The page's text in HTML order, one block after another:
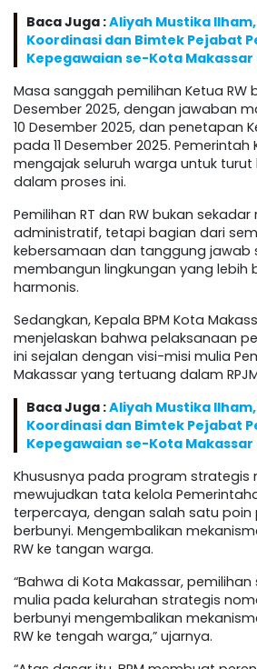
Baca Juga :Aliyah Mustika
Koordinasi dan Bimtek Pejabat
Kepegawaian se-Kota
Masa sanggah pemilihan Ketua RW
Desember 2025, dengan jawaban
10 Desember 2025, dan penetapan
pada 11 Desember 2025.
mengajak seluruh warga untuk
dalam proses ini.
Pemilihan RT dan RW bukan sekadar
administratif, tetapi bagian dari
kebersamaan dan tanggung jawab
membangun lingkungan yang lebih
harmonis.
Sedangkan, Kepala BPM Kota
menjelaskan bahwa pelaksanaan
ini sejalan dengan visi-misi mulia
Makassar yang tertuang dalam
Baca Juga :Aliyah Mustika
Koordinasi dan Bimtek Pejabat
Kepegawaian se-Kota
Khususnya pada program strategis
mewujudkan tata kelola
terpercaya, dengan salah satu poin
berbunyi. Mengembalikan
RW ke tangan warga.
“Bahwa di Kota Makassar,
mulia pada kelurahan strategis
berbunyi mengembalikan
RW ke tengah warga,” ujarnya.